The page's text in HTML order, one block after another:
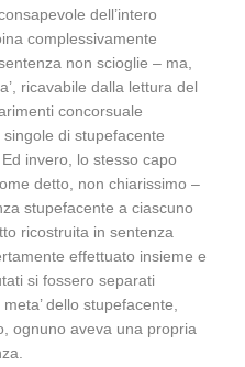
dell’intero
complessivamente
non scioglie – ma,
ricavabile dalla lettura del
concorsuale
singole di stupefacente
invero, lo stesso capo
detto, non chiarissimo –
stupefacente a ciascuno
ricostruita in sentenza
effettuato insieme e
si fossero separati
dello stupefacente,
ognuno aveva una propria